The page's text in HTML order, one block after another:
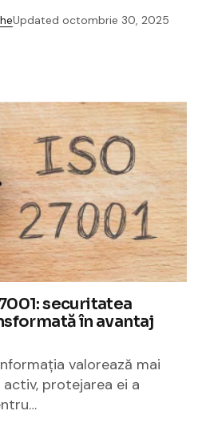
Updated octombrie 30, 2025
securitatea
în avantaj
valorează mai
protejarea ei a